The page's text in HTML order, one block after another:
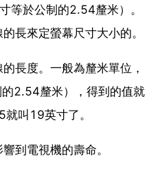
等於公制的2.54釐米）。
長來定螢幕尺寸大小的。
長度。一般為釐米單位，
2.54釐米），得到的值就
叫19英寸了。
到電視機的壽命。